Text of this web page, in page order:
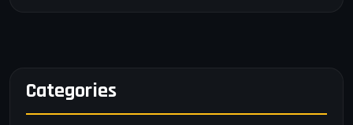
Categories